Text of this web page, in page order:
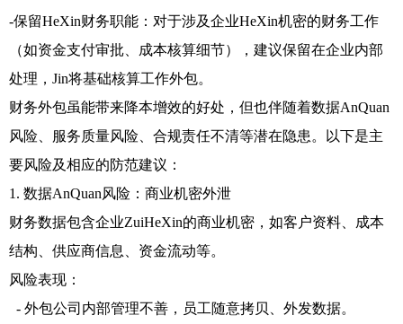
-保留HeXin财务职能：对于涉及企业HeXin机密的财务工作
（如资金支付审批、成本核算细节），建议保留在企业内部
处理，Jin将基础核算工作外包。
财务外包虽能带来降本增效的好处，但也伴随着数据AnQuan
风险、服务质量风险、合规责任不清等潜在隐患。以下是主
要风险及相应的防范建议：
1. 数据AnQuan风险：商业机密外泄
财务数据包含企业ZuiHeXin的商业机密，如客户资料、成本
结构、供应商信息、资金流动等。
风险表现：
- 外包公司内部管理不善，员工随意拷贝、外发数据。